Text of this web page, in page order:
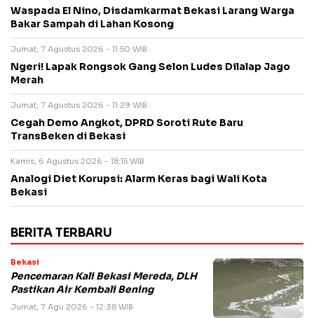
Waspada El Nino, Disdamkarmat Bekasi Larang Warga
Bakar Sampah di Lahan Kosong
Jumat, 7 Agustus 2026 - 11:50 WIB
Ngeri! Lapak Rongsok Gang Selon Ludes Dilalap Jago
Merah
Jumat, 7 Agustus 2026 - 11:29 WIB
Cegah Demo Angkot, DPRD Soroti Rute Baru
TransBeken di Bekasi
Kamis, 6 Agustus 2026 - 18:15 WIB
Analogi Diet Korupsi: Alarm Keras bagi Wali Kota
Bekasi
BERITA TERBARU
Bekasi
Pencemaran Kali Bekasi Mereda, DLH
Pastikan Air Kembali Bening
Jumat, 7 Agu 2026 - 12:38 WIB